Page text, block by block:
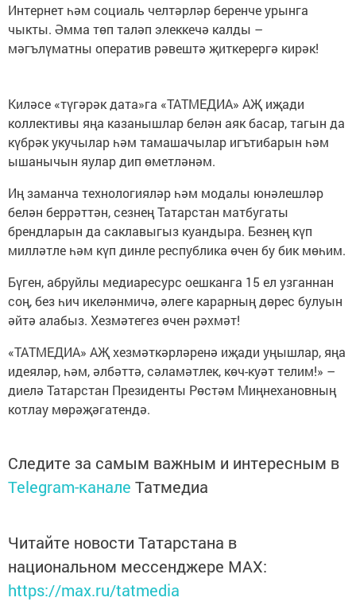
Интернет һәм социаль челтәрләр беренче урынга
чыкты. Әмма төп таләп элеккечә калды –
мәгълүматны оператив рәвештә җиткерергә кирәк!
Киләсе «түгәрәк дата»га «ТАТМЕДИА» АҖ иҗади
коллективы яңа казанышлар белән аяк басар, тагын да
күбрәк укучылар һәм тамашачылар игътибарын һәм
ышанычын яулар дип өметләнәм.
Иң заманча технологияләр һәм модалы юнәлешләр
белән беррәттән, сезнең Татарстан матбугаты
брендларын да саклавыгыз куандыра. Безнең күп
милләтле һәм күп динле республика өчен бу бик мөһим.
Бүген, абруйлы медиаресурс оешканга 15 ел узганнан
соң, без һич икеләнмичә, әлеге карарның дөрес булуын
әйтә алабыз. Хезмәтегез өчен рәхмәт!
«ТАТМЕДИА» АҖ хезмәткәрләренә иҗади уңышлар, яңа
идеяләр, һәм, әлбәттә, сәламәтлек, көч-куәт телим!» –
диелә Татарстан Президенты Рөстәм Миңнехановның
котлау мөрәҗәгатендә.
Следите за самым важным и интересным в
Telegram-канале Татмедиа
Читайте новости Татарстана в
национальном мессенджере MАХ:
https://max.ru/tatmedia